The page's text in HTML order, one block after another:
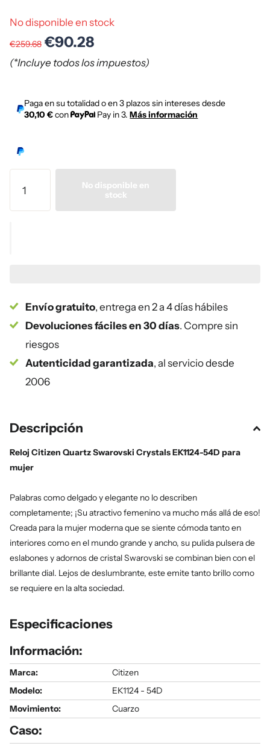
No disponible en stock
€259.68 €90.28
(*Incluye todos los impuestos)
Paga en su totalidad o en 3 plazos sin intereses desde
30,10 €con Pay in 3.Más información
No disponible en
stock
Envío gratuito, entrega en 2 a 4 días hábiles
Devoluciones fáciles en 30 días. Compre sin
riesgos
Autenticidad garantizada, al servicio desde
2006
Descripción
Reloj Citizen Quartz Swarovski Crystals EK1124-54D para
mujer
Palabras como delgado y elegante no lo describen
completamente; ¡Su atractivo femenino va mucho más allá de eso!
Creada para la mujer moderna que se siente cómoda tanto en
interiores como en el mundo grande y ancho, su pulida pulsera de
eslabones y adornos de cristal Swarovski se combinan bien con el
brillante dial. Lejos de deslumbrante, este emite tanto brillo como
se requiere en la alta sociedad.
Especificaciones
Información:
Marca:
Citizen
Modelo:
EK1124 - 54D
Movimiento:
Cuarzo
Caso: